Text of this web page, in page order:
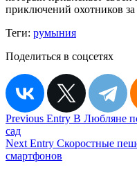
приключений охотников
Теги: румыния
Поделиться в соцсетях
Навигация
по
записям
Previous Entry В Любляне
сад
Next Entry Скоростные
смартфонов